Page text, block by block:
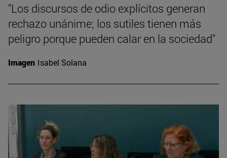
"Los discursos de odio explícitos generan
rechazo unánime; los sutiles tienen más
peligro porque pueden calar en la sociedad"
Imagen Isabel Solana